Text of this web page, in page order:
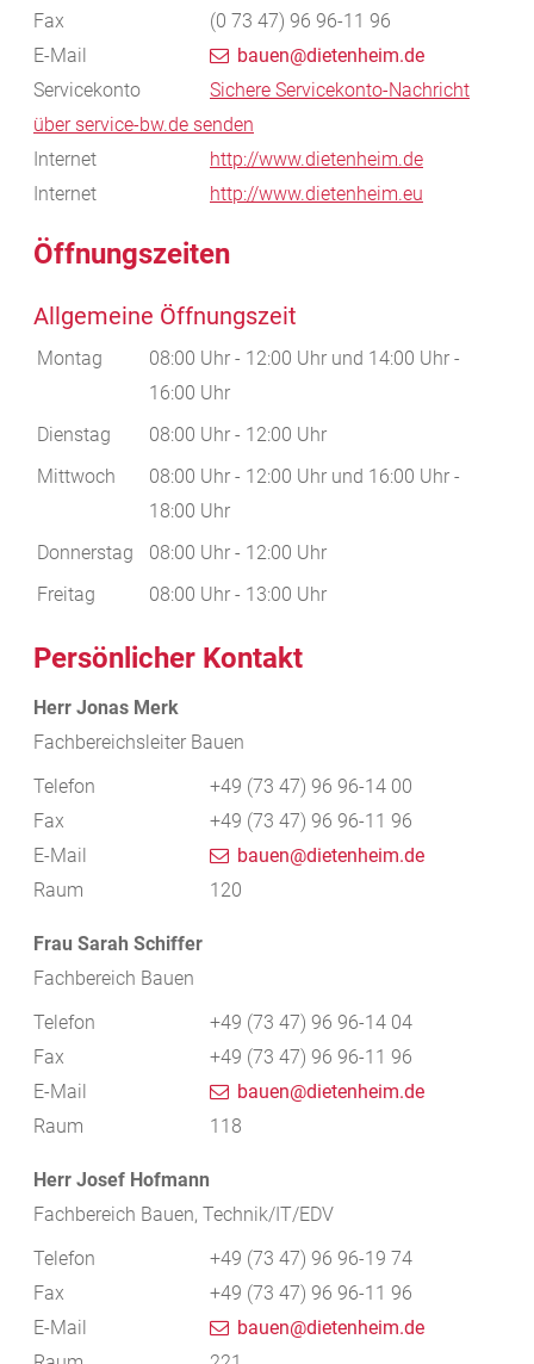
Fax
(0 73 47) 96 96-11 96
E-Mail
bauen@dietenheim.de
Servicekonto
Sichere Servicekonto-Nachricht
über service-bw.de senden
Internet
http://www.dietenheim.de
Internet
http://www.dietenheim.eu
Öffnungszeiten
Allgemeine Öffnungszeit
Montag 08:00 Uhr - 12:00 Uhr und 14:00 Uhr -
16:00 Uhr
Dienstag
08:00 Uhr - 12:00 Uhr
Mittwoch
08:00 Uhr - 12:00 Uhr und 16:00 Uhr -
18:00 Uhr
Donnerstag
08:00 Uhr - 12:00 Uhr
Freitag
08:00 Uhr - 13:00 Uhr
Persönlicher Kontakt
Herr Jonas Merk
Fachbereichsleiter Bauen
Telefon
+49 (73 47) 96 96-14 00
Fax
+49 (73 47) 96 96-11 96
E-Mail
bauen@dietenheim.de
Raum
120
Frau Sarah Schiffer
Fachbereich Bauen
Telefon
+49 (73 47) 96 96-14 04
Fax
+49 (73 47) 96 96-11 96
E-Mail
bauen@dietenheim.de
Raum
118
Herr Josef Hofmann
Fachbereich Bauen, Technik/IT/EDV
Telefon
+49 (73 47) 96 96-19 74
Fax
+49 (73 47) 96 96-11 96
E-Mail
bauen@dietenheim.de